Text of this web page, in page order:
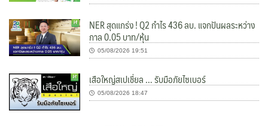
NER สุดแกร่ง ! Q2 กำไร 436 ลบ. แจกปันผลระหว่าง
กาล 0.05 บาท/หุ้น
05/08/2026 19:51
เสือใหญ่สเปเชี่ยล … รับมือภัยไซเบอร์
05/08/2026 18:47